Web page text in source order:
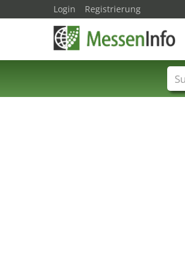
Login Registrierung